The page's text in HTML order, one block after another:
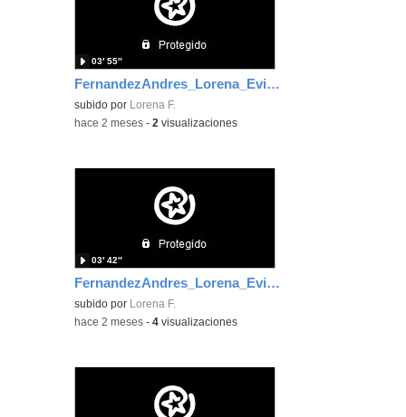
FernandezAndres_Lorena_EvidenciaArea_5
subido por Lorena F.
03′ 55″
-hace 2 meses -2 visualizaciones
FernandezAndres_Lorena_EvidenciaArea_2
subido por Lorena F.
03′ 42″
-hace 2 meses -4 visualizaciones